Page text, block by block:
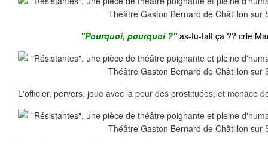
"Pourquoi, pourquoi ?"as-tu-fait ça ?? crie
L'officier, pervers, joue avec la peur des prostituées, et menace